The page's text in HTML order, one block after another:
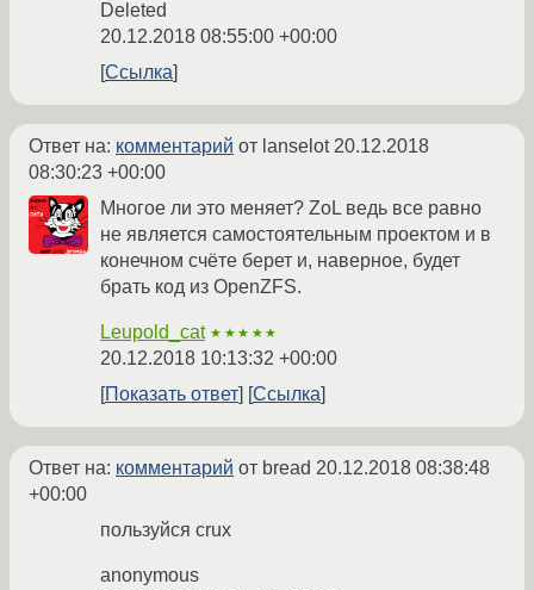
Deleted
20.12.2018 08:55:00 +00:00
Ссылка
Ответ на: комментарий от lanselot20.12.2018
08:30:23 +00:00
Многое ли это меняет? ZoL ведь все равно
не является самостоятельным проектом и в
конечном счёте берет и, наверное, будет
брать код из OpenZFS.
Leupold_cat ★★★★★
20.12.2018 10:13:32 +00:00
Показать ответ
Ссылка
Ответ на: комментарий от bread 20.12.2018 08:38:48
+00:00
пользуйся crux
anonymous